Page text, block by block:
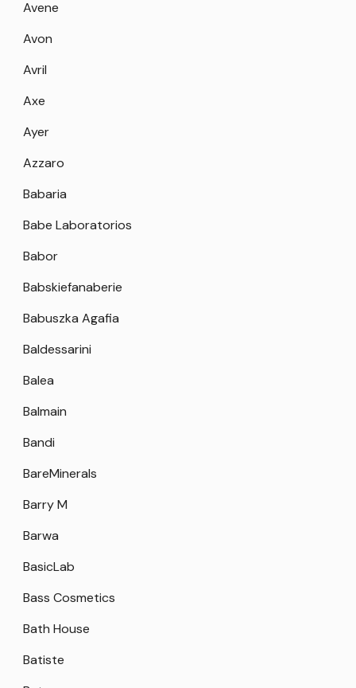
Avene
Avon
Avril
Axe
Ayer
Azzaro
Babaria
Babe Laboratorios
Babor
Babskiefanaberie
Babuszka Agafia
Baldessarini
Balea
Balmain
Bandi
BareMinerals
Barry M
Barwa
BasicLab
Bass Cosmetics
Bath House
Batiste